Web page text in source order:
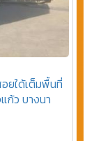
อยใด้เต็มพื้นที่
ก้ว บางนา